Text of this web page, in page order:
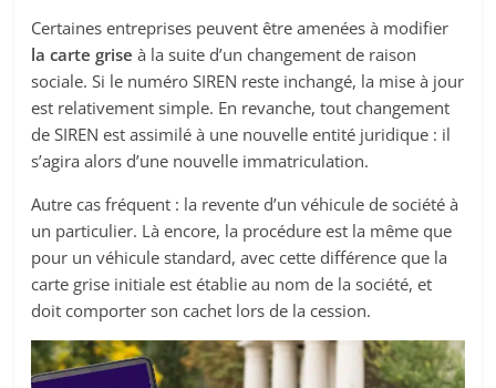
Certaines entreprises peuvent être amenées à modifier
la carte grise à la suite d’un changement de raison
sociale. Si le numéro SIREN reste inchangé, la mise à jour
est relativement simple. En revanche, tout changement
de SIREN est assimilé à une nouvelle entité juridique : il
s’agira alors d’une nouvelle immatriculation.
Autre cas fréquent : la revente d’un véhicule de société à
un particulier. Là encore, la procédure est la même que
pour un véhicule standard, avec cette différence que la
carte grise initiale est établie au nom de la société, et
doit comporter son cachet lors de la cession.